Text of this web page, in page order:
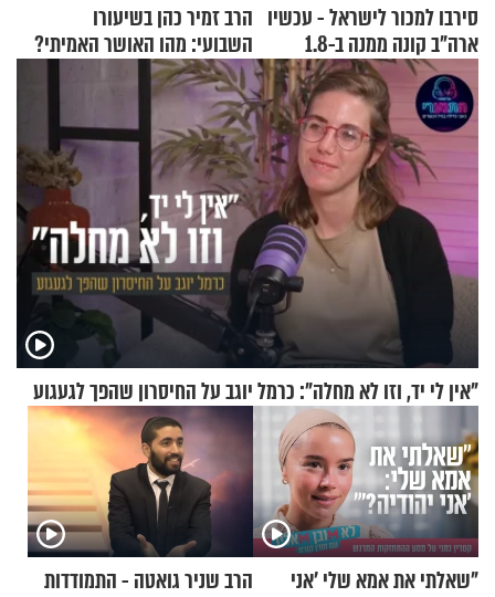
סירבו למכור לישראל - עכשיו
ארה"ב קונה ממנה ב-1.8
מיליארד דולר
הרב זמיר כהן בשיעורו
השבועי: מהו האושר האמיתי?
"אין לי יד, וזו לא מחלה": כרמל יוגב על החיסרון שהפך לגעגוע
"שאלתי את אמא שלי 'אני
הרב שניר גואטה - התמודדות